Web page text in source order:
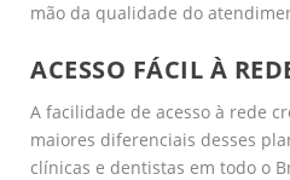
mão da qualidade do
ACESSO FÁCIL À
A facilidade de acesso à rede
maiores diferenciais desses
clínicas e dentistas em todo o